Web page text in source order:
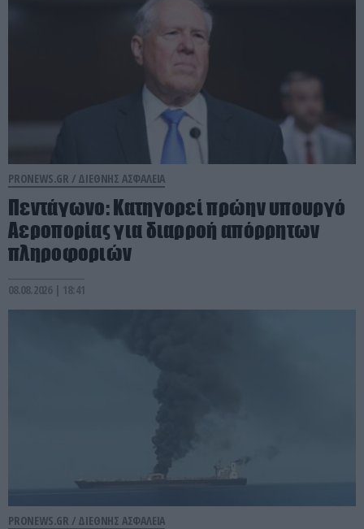
PRONEWS.GR / ΔΙΕΘΝΗΣ ΑΣΦΑΛΕΙΑ
Πεντάγωνο: Κατηγορεί πρώην υπουργό
Αεροπορίας για διαρροή απόρρητων
πληροφοριών
08.08.2026 | 18:41
PRONEWS.GR / ΔΙΕΘΝΗΣ ΑΣΦΑΛΕΙΑ